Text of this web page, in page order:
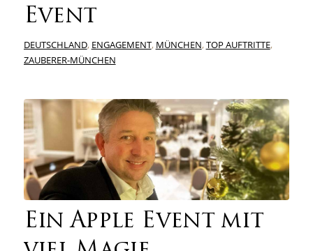
Event
DEUTSCHLAND, ENGAGEMENT, MÜNCHEN,TOP AUFTRITTE,
ZAUBERER-MÜNCHEN
Ein Apple Event mit